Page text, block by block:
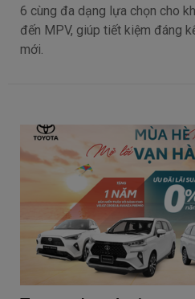
6 cùng đa dạng lựa chọn cho
đến MPV, giúp tiết kiệm đáng
mới.